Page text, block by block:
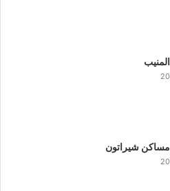
مساكن شيراتون